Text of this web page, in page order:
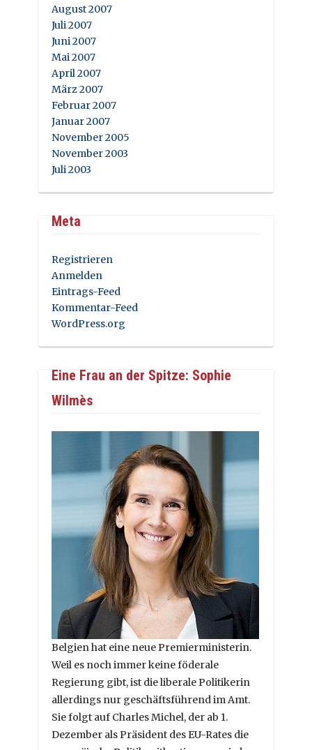
August 2007
Juli 2007
Juni 2007
Mai 2007
April 2007
März 2007
Februar 2007
Januar 2007
November 2005
November 2003
Juli 2003
Meta
Registrieren
Anmelden
Eintrags-Feed
Kommentar-Feed
WordPress.org
Eine Frau an der Spitze: Sophie
Wilmès
Belgien hat eine neue Premierministerin.
Weil es noch immer keine föderale
Regierung gibt, ist die liberale Politikerin
allerdings nur geschäftsführend im Amt.
Sie folgt auf Charles Michel, der ab 1.
Dezember als Präsident des EU-Rates die